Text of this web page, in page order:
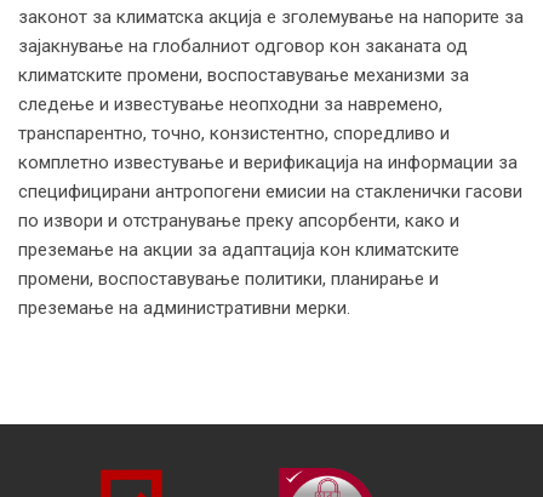
законот за климатска акција е зголемување на напорите за
зајакнување на глобалниот одговор кон заканата од
климатските промени, воспоставување механизми за
следење и известување неопходни за навремено,
транспарентно, точно, конзистентно, споредливо и
комплетно известување и верификација на информации за
специфицирани антропогени емисии на стакленички гасови
по извори и отстранување преку апсорбенти, како и
преземање на акции за адаптација кон климатските
промени, воспоставување политики, планирање и
преземање на административни мерки.